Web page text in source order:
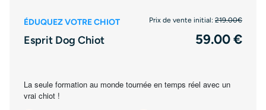
ÉDUQUEZ VOTRE CHIOT Prix de vente initial: 219.00€
Esprit Dog Chiot 59.00 €
La seule formation au monde tournée en temps réel avec un
vrai chiot !